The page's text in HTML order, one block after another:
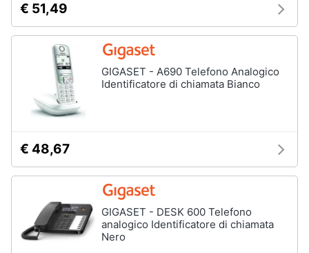
€ 51,49
GIGASET - A690 Telefono Analogico
Identificatore di chiamata Bianco
€ 48,67
GIGASET - DESK 600 Telefono
analogico Identificatore di chiamata
Nero